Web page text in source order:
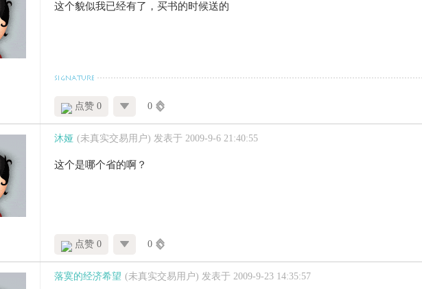
这个貌似我已经有了，买书的时候送的
点赞 0 0
沐娅 (未真实交易用户) 发表于 2009-9-6 21:40:55
这个是哪个省的啊？
点赞 0 0
落寞的经济希望 (未真实交易用户) 发表于 2009-9-23 14:35:57